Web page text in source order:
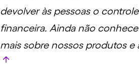
devolver às pessoas o
financeira. Ainda não
mais sobre nossos produtos e